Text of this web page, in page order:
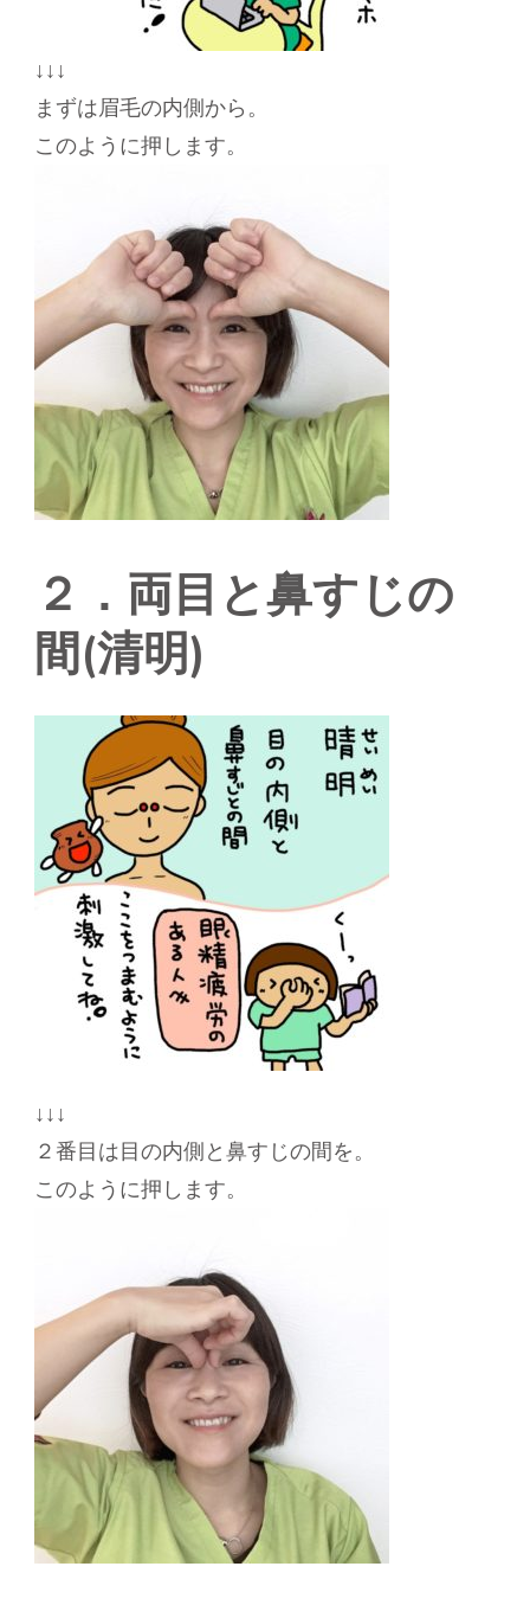
↓↓↓
まずは眉毛の内側から。
このように押します。
２．両目と鼻すじの
間(清明)
↓↓↓
２番目は目の内側と鼻すじの間を。
このように押します。